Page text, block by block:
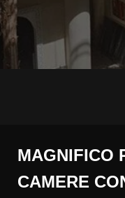
MAGNIFICO
CAMERE